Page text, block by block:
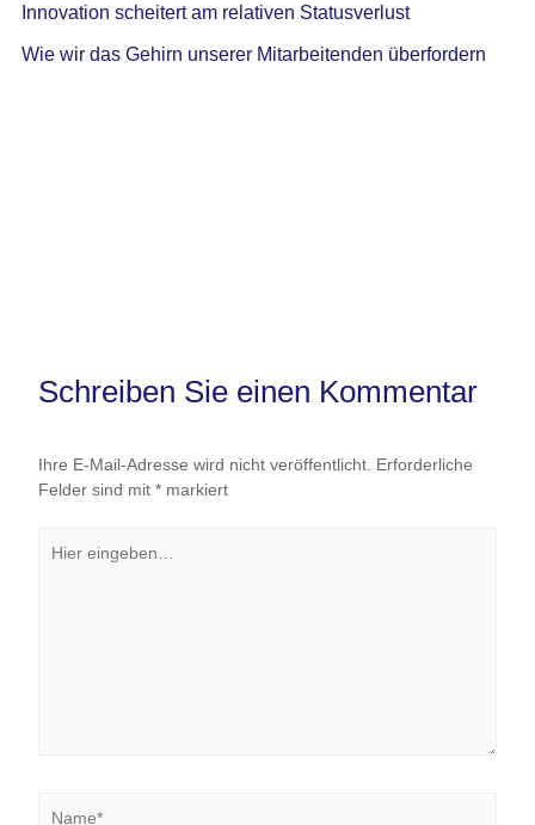
Innovation scheitert am relativen Statusverlust
Wie wir das Gehirn unserer Mitarbeitenden überfordern
Schreiben Sie einen Kommentar
Ihre E-Mail-Adresse wird nicht veröffentlicht. Erforderliche
Felder sind mit *markiert
eingeben…